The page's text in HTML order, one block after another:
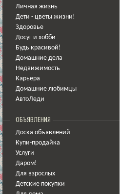
Личная жизнь
Дети - цветы жизни!
Здоровье
Досуг и хобби
Будь красивой!
Домашние дела
Недвижимость
Карьера
Домашние любимцы
АвтоЛеди
ОБЪЯВЛЕНИЯ
Доска объявлений
Купи-продайка
Услуги
Даром!
Для взрослых
Детские покупки